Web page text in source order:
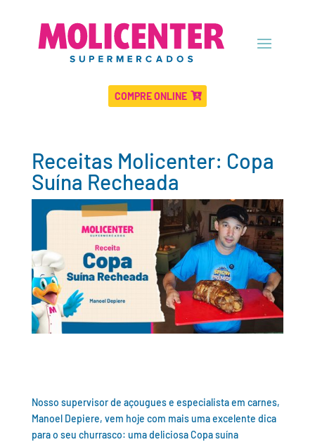
COMPRE ONLINE
Receitas Molicenter: Copa
Suína Recheada
Nosso supervisor de açougues e especialista em carnes,
Manoel Depiere, vem hoje com mais uma excelente dica
para o seu churrasco: uma deliciosa Copa suína